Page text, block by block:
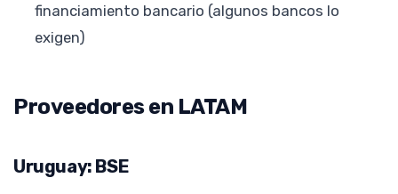
financiamiento bancario (algunos bancos lo
exigen)
Proveedores en LATAM
Uruguay: BSE